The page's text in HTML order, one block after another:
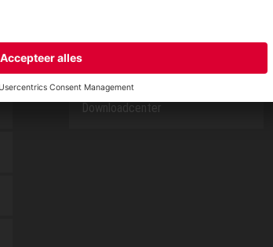
CSR-Report
Downloadcenter